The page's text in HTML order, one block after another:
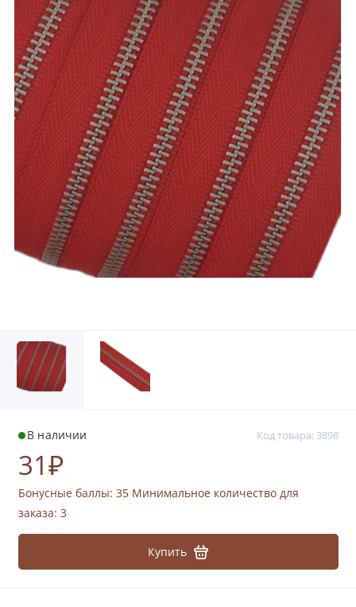
В наличии Код товара: 3898
31₽
Бонусные баллы: 35 Минимальное количество для
заказа: 3
Купить